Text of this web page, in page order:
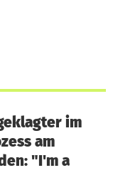
im
am
"I'm a